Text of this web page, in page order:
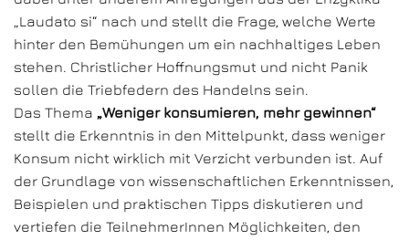
„Laudato si“ nach und stellt die Frage, welche Werte
hinter den Bemühungen um ein nachhaltiges Leben
stehen. Christlicher Hoffnungsmut und nicht Panik
sollen die Triebfedern des Handelns sein.
Das Thema „Weniger konsumieren, mehr gewinnen“
stellt die Erkenntnis in den Mittelpunkt, dass weniger
Konsum nicht wirklich mit Verzicht verbunden ist. Auf
der Grundlage von wissenschaftlichen Erkenntnissen,
Beispielen und praktischen Tipps diskutieren und
vertiefen die TeilnehmerInnen Möglichkeiten, den